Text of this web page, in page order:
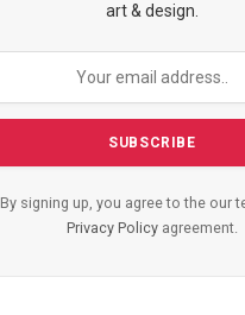
art & design.
By signing up, you agree to the our
Privacy Policy agreement.